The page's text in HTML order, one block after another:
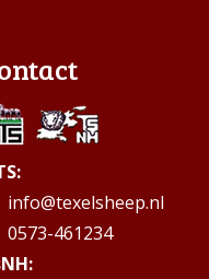
info@texelsheep.nl
0573-461234